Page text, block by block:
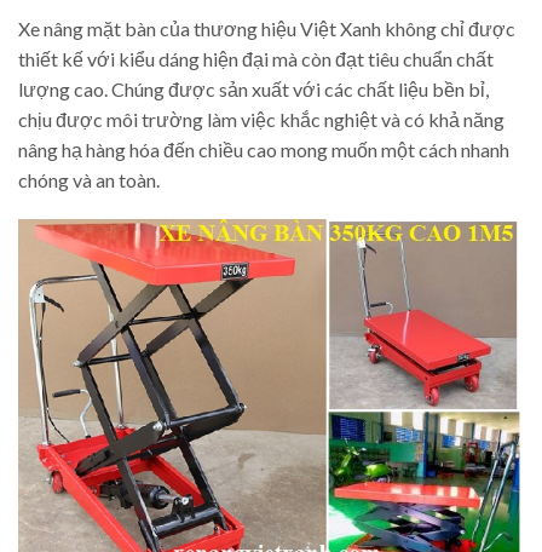
Xe nâng mặt bàn của thương hiệu Việt Xanh không chỉ được
thiết kế với kiểu dáng hiện đại mà còn đạt tiêu chuẩn chất
lượng cao. Chúng được sản xuất với các chất liệu bền bỉ,
chịu được môi trường làm việc khắc nghiệt và có khả năng
nâng hạ hàng hóa đến chiều cao mong muốn một cách nhanh
chóng và an toàn.